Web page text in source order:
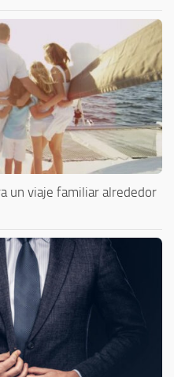
un viaje familiar alrededor